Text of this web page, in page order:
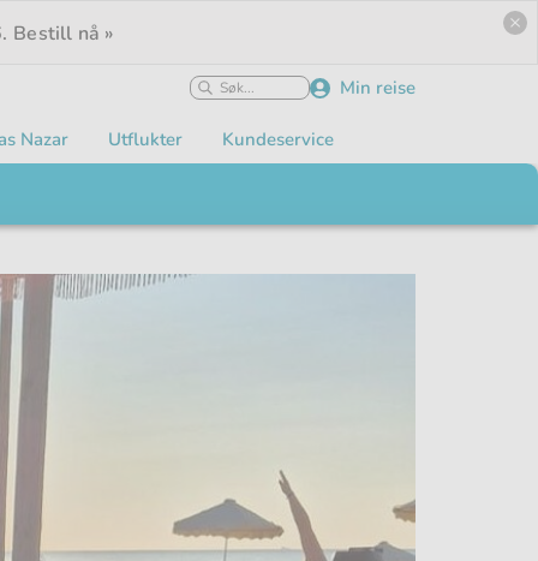
Bestill nå »
Min reise
Nazar Utflukter Kundeservice